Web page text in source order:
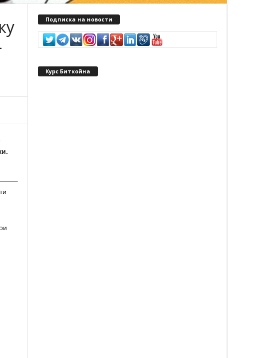
Подписка на новости
Курс Биткойна